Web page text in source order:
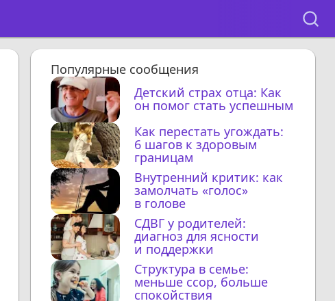
Популярные сообщения
Детский страх отца: Как
он помог стать успешным
Как перестать угождать:
6 шагов к здоровым
границам
Внутренний критик: как
замолчать «голос»
в голове
СДВГ у родителей:
диагноз для ясности
и поддержки
Структура в семье:
меньше ссор, больше
спокойствия